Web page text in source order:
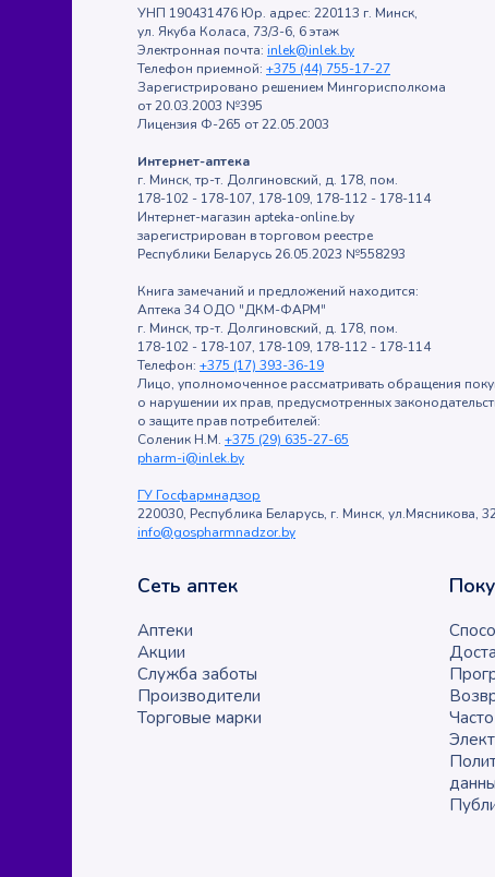
УНП 190431476 Юр. адрес: 220113 г. Минск,
ул. Якуба Коласа, 73/3-6, 6 этаж
Электронная почта: inlek@inlek.by
Телефон приемной: +375 (44) 755-17-27
Зарегистрировано решением Мингорисполкома
от 20.03.2003 №395
Лицензия Ф-265 от 22.05.2003
Интернет-аптека
г. Минск, тр-т. Долгиновский, д. 178, пом.
178-102 - 178-107, 178-109, 178-112 - 178-114
Интернет-магазин apteka-online.by
зарегистрирован в торговом реестре
Республики Беларусь 26.05.2023 №558293
Книга замечаний и предложений находится:
Аптека 34 ОДО "ДКМ-ФАРМ"
г. Минск, тр-т. Долгиновский, д. 178, пом.
178-102 - 178-107, 178-109, 178-112 - 178-114
Телефон: +375 (17) 393-36-19
Лицо, уполномоченное рассматривать обращения
о нарушении их прав, предусмотренных
о защите прав потребителей:
Соленик Н.М. +375 (29) 635-27-65
pharm-i@inlek.by
ГУ Госфармнадзор
220030, Республика Беларусь, г. Минск, ул.Мясникова,
info@gospharmnadzor.by
Сеть аптек
Аптеки
Акции
Служба заботы
Производители
Торговые марки